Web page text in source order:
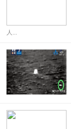
人...